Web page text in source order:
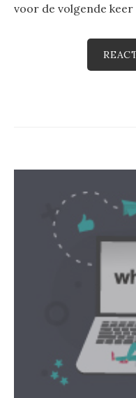
voor de volgende